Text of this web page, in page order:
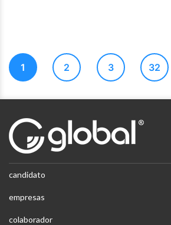
Navegação
por
posts
1 2 3 32
candidato
empresas
colaborador